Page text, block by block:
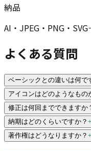
納品
AI・JPEG・PNG・
よくある質問
ベーシックとの違いは何で
アイコンはどのようなもの
修正は何回までできますか
納期はどのくらいですか？ +
著作権はどうなりますか？ +